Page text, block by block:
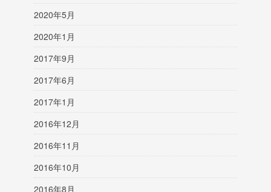
2020年5月
2020年1月
2017年9月
2017年6月
2017年1月
2016年12月
2016年11月
2016年10月
2016年8月